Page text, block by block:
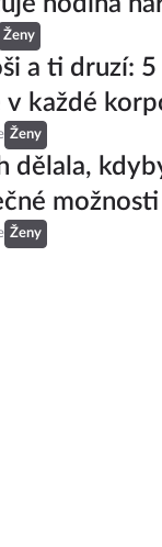
Ženy
a ti druzí:
v každé
Ženy
dělala,
Ženy